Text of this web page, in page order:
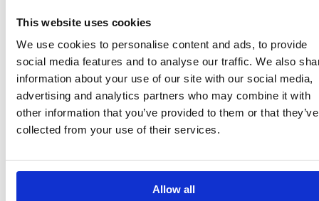
social media features and to analyse our traffic. We also
advertising and analytics partners who may combine it with
other information that you’ve provided to them or that they’ve
collected from your use of their services.
Customize